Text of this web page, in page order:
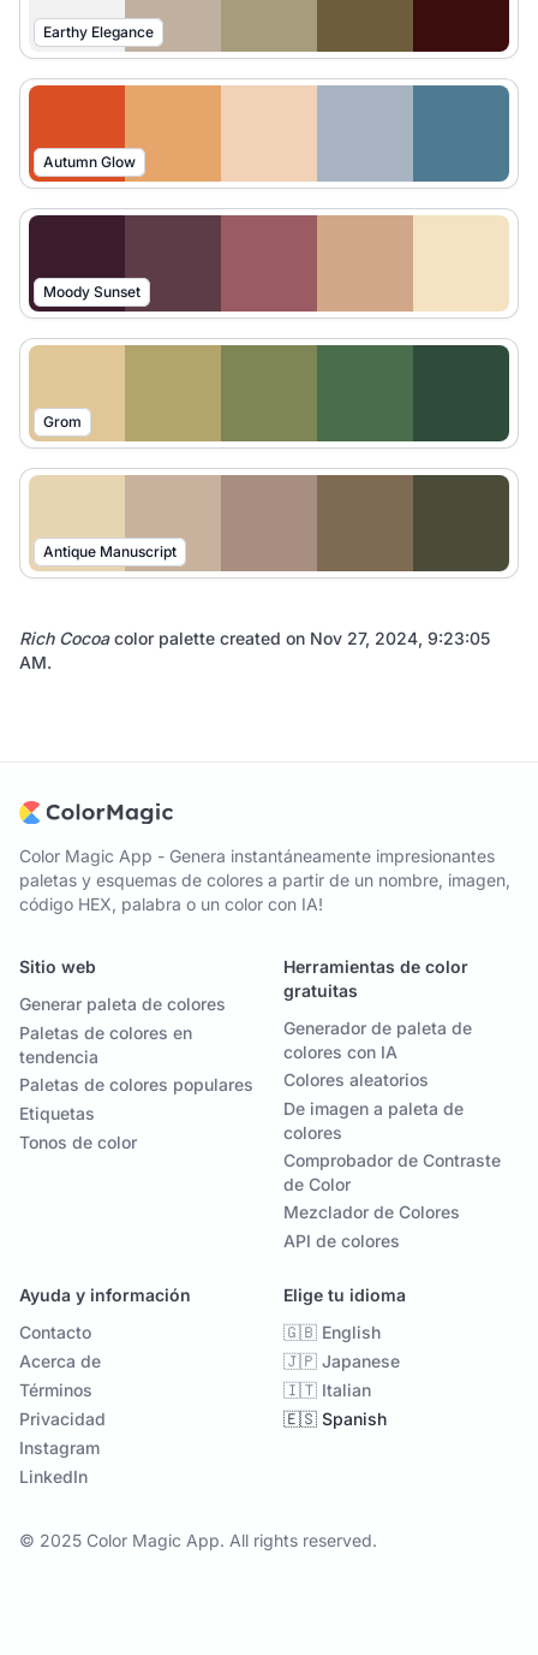
Earthy Elegance
Autumn Glow
Moody Sunset
Grom
Antique Manuscript
Rich Cocoacolor palette created on Nov 27, 2024, 9:23:05
AM.
Color Magic App - Genera instantáneamente impresionantes
paletas y esquemas de colores a partir de un nombre, imagen,
código HEX, palabra o un color con IA!
Sitio web
Generar paleta de colores
Paletas de colores en
tendencia
Paletas de colores populares
Etiquetas
Tonos de color
Herramientas de color
gratuitas
Generador de paleta de
colores con IA
Colores aleatorios
De imagen a paleta de
colores
Comprobador de Contraste
de Color
Mezclador de Colores
API de colores
Ayuda y información
Contacto
Acerca de
Términos
Privacidad
Instagram
LinkedIn
Elige tu idioma
🇬🇧 English
🇯🇵 Japanese
🇮🇹 Italian
🇪🇸 Spanish
© 2025 Color Magic App. All rights reserved.